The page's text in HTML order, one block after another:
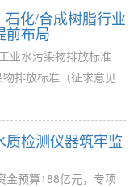
石化/合成树脂行业
前布局
水污染物排放标准
物排放标准（征求意见
检测仪器筑牢监
金预算188亿元，专项